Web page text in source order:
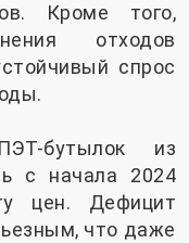
Кроме того,
отходов
спрос
бутылок из
с начала 2024
цен. Дефицит
что даже